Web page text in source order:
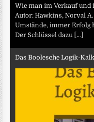
Wie man im Verkauf und
Autor: Hawkins, Norval
Umstände, immer Erfolg
Der Schlüssel dazu
[...]
Das Boolesche Logik-